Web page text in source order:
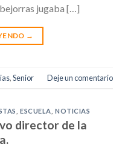
jugaba […]
→
,Senior Deje un comentario
ESCUELA ,NOTICIAS
director de la